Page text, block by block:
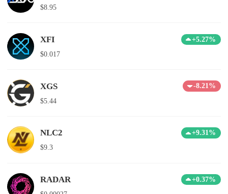
$8.95
XFI
+5.27%
$0.017
XGS
-8.21%
$5.44
NLC2
+9.31%
$9.3
RADAR
+0.37%